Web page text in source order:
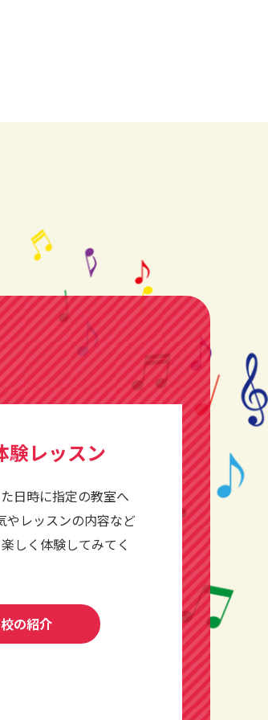
験レッスン
日時に指定の教室へ
やレッスンの内容など
しく体験してみてく
の紹介